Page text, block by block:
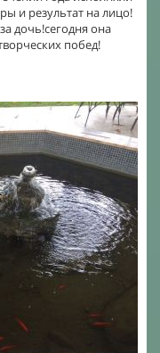
и результат на лицо!
дочь!сегодня она
побед!